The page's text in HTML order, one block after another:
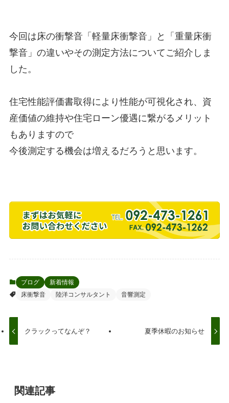
今回は床の衝撃音「軽量床衝撃音」と「重量床衝
撃音」の違いやその測定方法についてご紹介しま
した。
住宅性能評価書取得により性能が可視化され、資
産価値の維持や住宅ローン優遇に繋がるメリット
もありますので
今後測定する機会は増えるだろうと思います。
ブログ
新着情報
床衝撃音
陸洋コンサルタント 音響測定
クラックってなんぞ？ 夏季休暇のお知らせ
関連記事